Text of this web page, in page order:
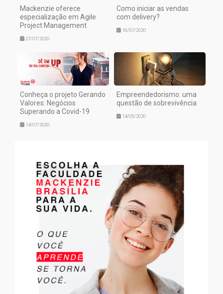
Mackenzie oferece
especialização em Agile
Project Management
27/07/2020
Como iniciar as vendas
com delivery?
16/07/2020
Conheça o projeto Gerando
Valores: Negócios
Superando a Covid-19
14/07/2020
Empreendedorismo: uma
questão de sobrevivência
14/05/2020